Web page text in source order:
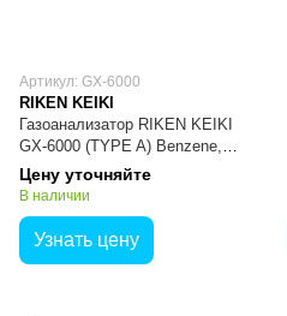
Артикул: GX-6000
RIKEN KEIKI
Газоанализатор RIKEN KEIKI
GX-6000 (TYPE A) Benzene,
определение бензола, ЛОС,
метана, кислорода, угарного
Цену уточняйте
В наличии
Узнать цену